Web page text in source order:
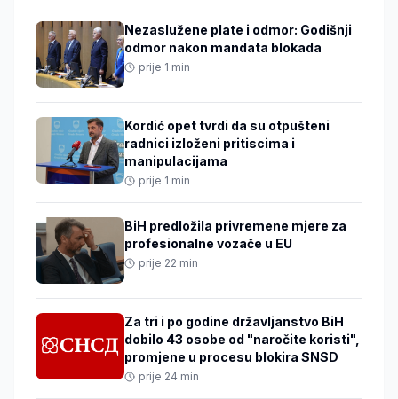
Nezaslužene plate i odmor: Godišnji
odmor nakon mandata blokada
prije 1 min
Kordić opet tvrdi da su otpušteni
radnici izloženi pritiscima i
manipulacijama
prije 1 min
BiH predložila privremene mjere za
profesionalne vozače u EU
prije 22 min
Za tri i po godine državljanstvo BiH
dobilo 43 osobe od "naročite koristi",
promjene u procesu blokira SNSD
prije 24 min